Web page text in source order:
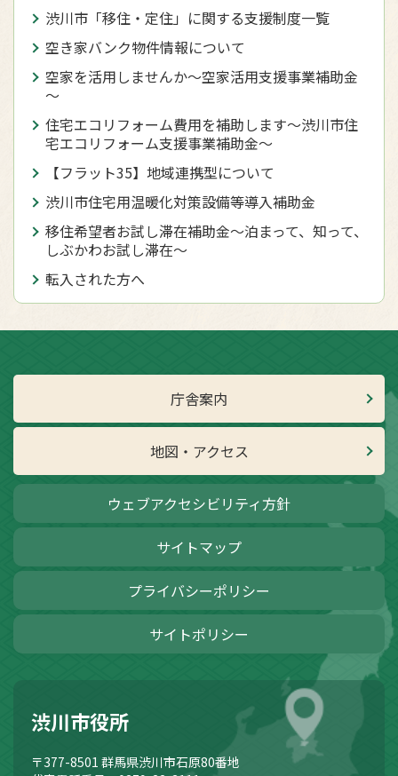
渋川市「移住・定住」に関する支援制度一覧
空き家バンク物件情報について
空家を活用しませんか～空家活用支援事業補助金
～
住宅エコリフォーム費用を補助します～渋川市住
宅エコリフォーム支援事業補助金～
【フラット35】地域連携型について
渋川市住宅用温暖化対策設備等導入補助金
移住希望者お試し滞在補助金〜泊まって、知って、
しぶかわお試し滞在〜
転入された方へ
庁舎案内
地図・アクセス
ウェブアクセシビリティ方針
サイトマップ
プライバシーポリシー
サイトポリシー
渋川市役所
〒377-8501 群馬県渋川市石原80番地